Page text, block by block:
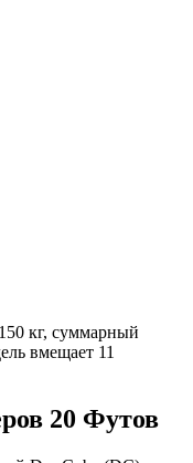
кг, суммарный
вмещает 11
20 Футов